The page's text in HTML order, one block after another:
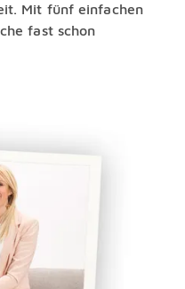
Mit fünf einfachen
fast schon